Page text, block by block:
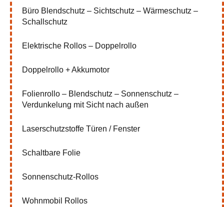
Büro Blendschutz – Sichtschutz – Wärmeschutz –
Schallschutz
Elektrische Rollos – Doppelrollo
Doppelrollo + Akkumotor
Folienrollo – Blendschutz – Sonnenschutz –
Verdunkelung mit Sicht nach außen
Laserschutzstoffe Türen / Fenster
Schaltbare Folie
Sonnenschutz-Rollos
Wohnmobil Rollos